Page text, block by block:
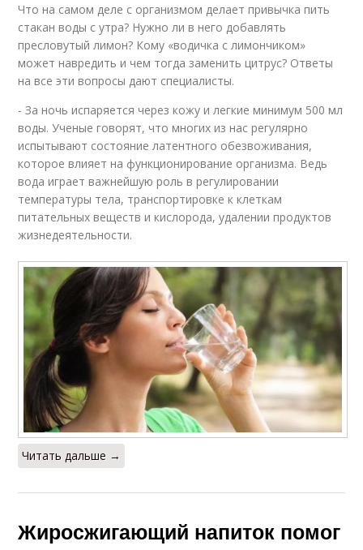
Что на самом деле с организмом делает привычка пить
стакан воды с утра? Нужно ли в него добавлять
пресловутый лимон? Кому «водичка с лимончиком»
может навредить и чем тогда заменить цитрус? Ответы
на все эти вопросы дают специалисты.
- За ночь испаряется через кожу и легкие минимум 500 мл
воды. Ученые говорят, что многих из нас регулярно
испытывают состояние латентного обезвоживания,
которое влияет на функционирование организма. Ведь
вода играет важнейшую роль в регулировании
температуры тела, транспортировке к клеткам
питательных веществ и кислорода, удалении продуктов
жизнедеятельности.
Читать дальше →
Жиросжигающий напиток помог